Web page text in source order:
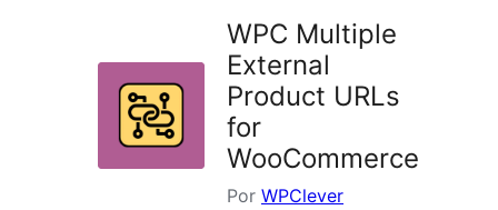
WPC Multiple
External
Product URLs
for
WooCommerce
Por WPClever